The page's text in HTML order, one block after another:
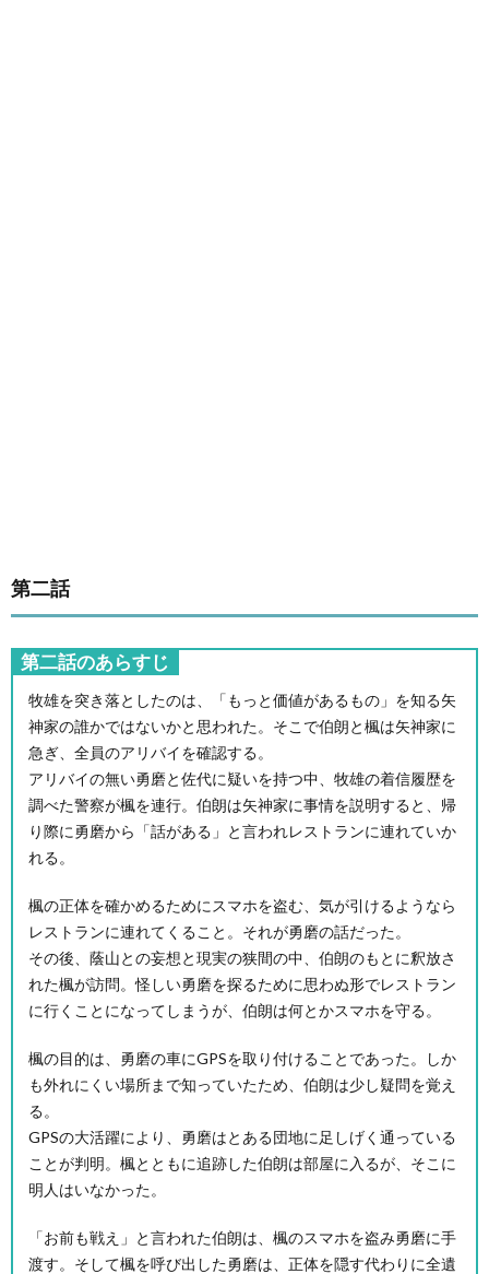
第二話
第二話のあらすじ
牧雄を突き落としたのは、「もっと価値があるもの」を知る矢
神家の誰かではないかと思われた。そこで伯朗と楓は矢神家に
急ぎ、全員のアリバイを確認する。
アリバイの無い勇磨と佐代に疑いを持つ中、牧雄の着信履歴を
調べた警察が楓を連行。伯朗は矢神家に事情を説明すると、帰
り際に勇磨から「話がある」と言われレストランに連れていか
れる。
楓の正体を確かめるためにスマホを盗む、気が引けるようなら
レストランに連れてくること。それが勇磨の話だった。
その後、蔭山との妄想と現実の狭間の中、伯朗のもとに釈放さ
れた楓が訪問。怪しい勇磨を探るために思わぬ形でレストラン
に行くことになってしまうが、伯朗は何とかスマホを守る。
楓の目的は、勇磨の車にGPSを取り付けることであった。しか
も外れにくい場所まで知っていたため、伯朗は少し疑問を覚え
る。
GPSの大活躍により、勇磨はとある団地に足しげく通っている
ことが判明。楓とともに追跡した伯朗は部屋に入るが、そこに
明人はいなかった。
「お前も戦え」と言われた伯朗は、楓のスマホを盗み勇磨に手
渡す。そして楓を呼び出した勇磨は、正体を隠す代わりに全遺